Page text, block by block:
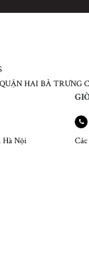
HAI BÀ TRƯNG
Hà Nội